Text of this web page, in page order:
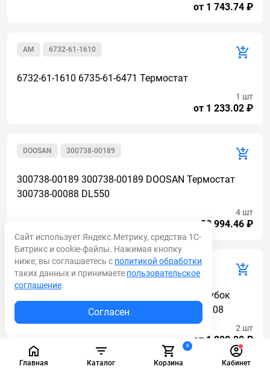
Главная Каталог
0
Корзина Кабинет
от 1 743.74 ₽
6732-61-1610
AM
6732-61-1610 6735-61-6471 Термостат
от 1 233.02 ₽
1 шт
300738-00189
DOOSAN
300738-00189 300738-00189 DOOSAN Термостат
300738-00088 DL550
от 30 994.46 ₽
4 шт
420109-00816
DOOSAN
420109-00816 420109-00816 DOOSAN Патрубок
термостата DX300LCA7M 65.96301-0257 DE08
от 1 800.20 ₽
2 шт
Сайт использует Яндекс.Метрику, средства 1С-
Битрикс и cookie-файлы. Нажимая кнопку
ниже, вы соглашаетесь с политикой обработки
таких данных и принимаете пользовательское
соглашение.
Согласен